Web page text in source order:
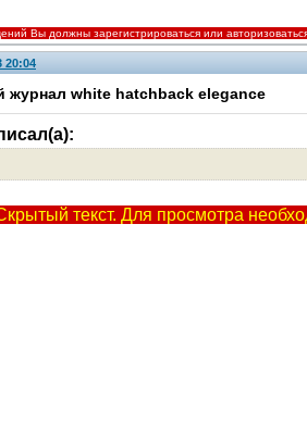
Вы должны зарегистрироваться или
20:04
журнал white hatchback elegance
текст. Для просмотра